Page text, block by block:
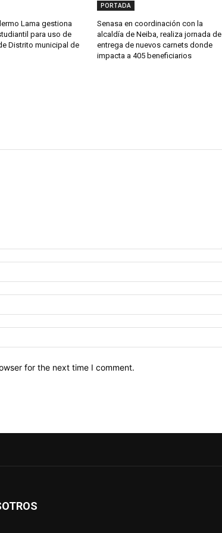
Lama gestiona
para uso de
Distrito municipal de
PORTADA
Senasa en coordinación con la
alcaldía de Neiba, realiza jornada de
entrega de nuevos carnets donde
impacta a 405 beneficiarios
for the next time I comment.